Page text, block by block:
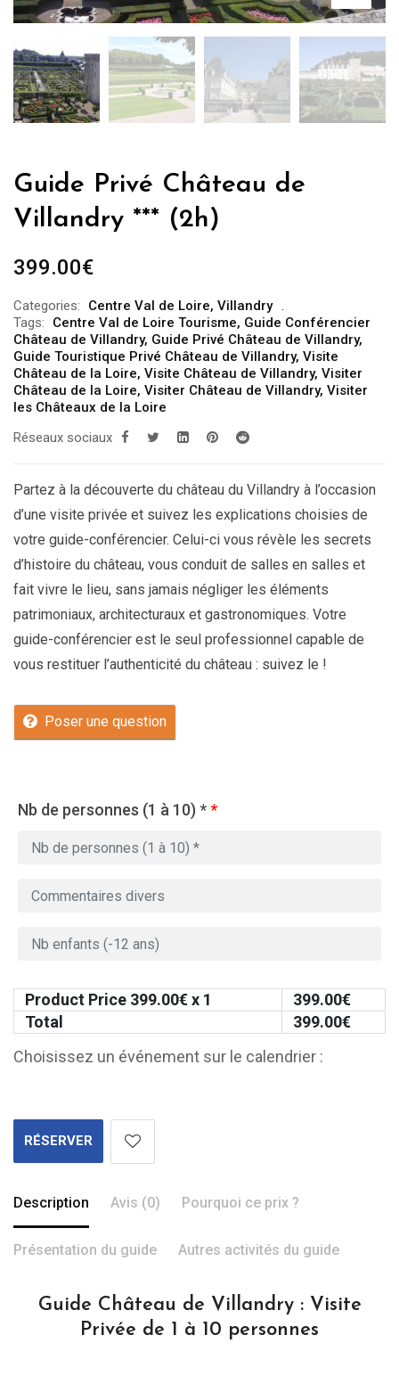
Guide Privé Château de
Villandry *** (2h)
399.00€
Categories: Centre Val de Loire, Villandry
Tags:
Centre Val de Loire Tourisme, Guide Conférencier
Château de Villandry, Guide Privé Château de Villandry,
Guide Touristique Privé Château de Villandry, Visite
Château de la Loire, Visite Château de Villandry, Visiter
Château de la Loire, Visiter Château de Villandry, Visiter
les Châteaux de la Loire
Réseaux sociaux
Partez à la découverte du château du Villandry à l’occasion
d’une visite privée et suivez les explications choisies de
votre guide-conférencier. Celui-ci vous révèle les secrets
d’histoire du château, vous conduit de salles en salles et
fait vivre le lieu, sans jamais négliger les éléments
patrimoniaux, architecturaux et gastronomiques. Votre
guide-conférencier est le seul professionnel capable de
vous restituer l’authenticité du château : suivez le !
Poser une question
Nb de personnes (1 à 10) **
Product Price 399.00€ x 1 399.00€
Total
399.00€
Choisissez un événement sur le calendrier :
RÉSERVER
Description Avis (0) Pourquoi ce prix ?
Présentation du guide Autres activités du guide
Guide Château de Villandry : Visite
Privée de 1 à 10 personnes